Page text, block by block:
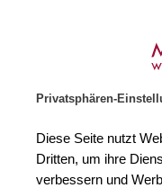
Privatsphären-
Diese Seite nutzt
Dritten, um ihre
verbessern und